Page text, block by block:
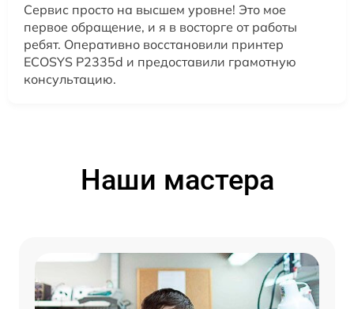
Сервис просто на высшем уровне! Это мое
первое обращение, и я в восторге от работы
ребят. Оперативно восстановили принтер
ECOSYS P2335d и предоставили грамотную
консультацию.
Наши мастера